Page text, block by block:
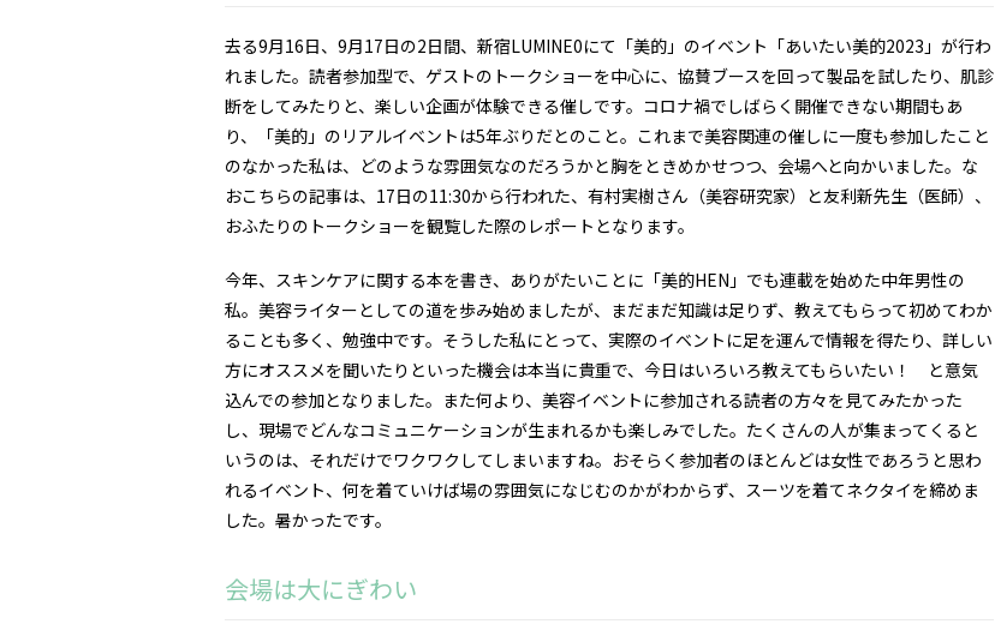
去る9月16日、9月17日の2日間、新宿LUMINE0にて「美的」のイベント「あいたい美的2023」が行わ
れました。読者参加型で、ゲストのトークショーを中心に、協賛ブースを回って製品を試したり、肌診
断をしてみたりと、楽しい企画が体験できる催しです。コロナ禍でしばらく開催できない期間もあ
り、「美的」のリアルイベントは5年ぶりだとのこと。これまで美容関連の催しに一度も参加したこと
のなかった私は、どのような雰囲気なのだろうかと胸をときめかせつつ、会場へと向かいました。な
おこちらの記事は、17日の11:30から行われた、有村実樹さん（美容研究家）と友利新先生（医師）、
おふたりのトークショーを観覧した際のレポートとなります。
今年、スキンケアに関する本を書き、ありがたいことに「美的HEN」でも連載を始めた中年男性の
私。美容ライターとしての道を歩み始めましたが、まだまだ知識は足りず、教えてもらって初めてわか
ることも多く、勉強中です。そうした私にとって、実際のイベントに足を運んで情報を得たり、詳しい
方にオススメを聞いたりといった機会は本当に貴重で、今日はいろいろ教えてもらいたい！ と意気
込んでの参加となりました。また何より、美容イベントに参加される読者の方々を見てみたかった
し、現場でどんなコミュニケーションが生まれるかも楽しみでした。たくさんの人が集まってくると
いうのは、それだけでワクワクしてしまいますね。おそらく参加者のほとんどは女性であろうと思わ
れるイベント、何を着ていけば場の雰囲気になじむのかがわからず、スーツを着てネクタイを締めま
した。暑かったです。
会場は大にぎわい